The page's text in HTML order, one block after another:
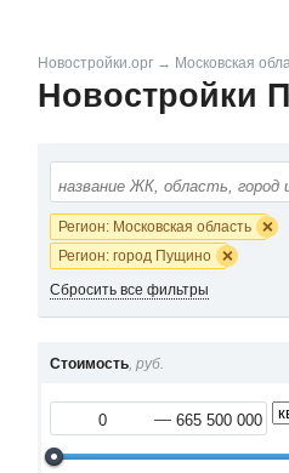
Новостройки.орг → Московская
Новостройки
Регион: Московская область
Регион: город Пущино
Сбросить все фильтры
Стоимость, руб.